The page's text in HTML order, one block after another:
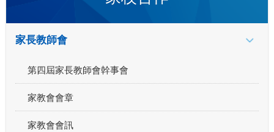
家長教師會
第四屆家長教師會幹事會
家教會會章
家教會會訊